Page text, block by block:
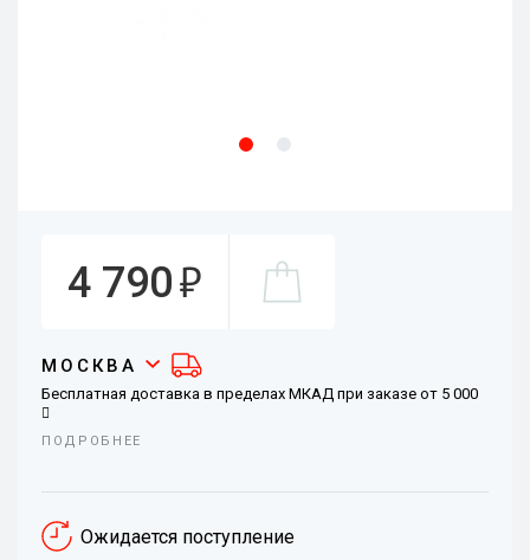
4 790₽
МОСКВА
Бесплатная доставка в пределах МКАД при заказе от 5 000
При заказе менее 5 000
В районы Москвы за МКАД бесплатно от 10 000 , иначе –
Самовывоз – бесплатно, при заказе от 5 000
ПОДРОБНЕЕ
Ожидается поступление